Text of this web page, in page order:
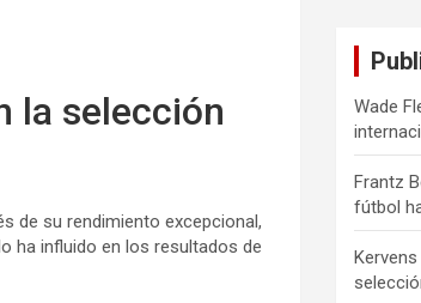
la selección
de su rendimiento excepcional,
ha influido en los resultados de
Wade
Frantz
fútbol